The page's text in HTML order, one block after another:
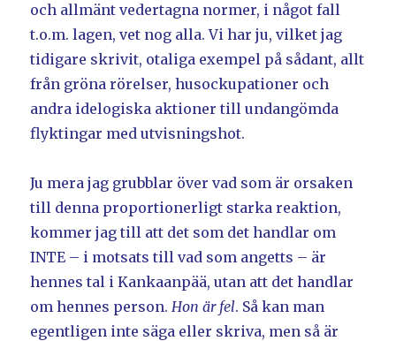
och allmänt vedertagna normer, i något fall
t.o.m. lagen, vet nog alla. Vi har ju, vilket jag
tidigare skrivit, otaliga exempel på sådant, allt
från gröna rörelser, husockupationer och
andra idelogiska aktioner till undangömda
flyktingar med utvisningshot.
Ju mera jag grubblar över vad som är orsaken
till denna proportionerligt starka reaktion,
kommer jag till att det som det handlar om
INTE – i motsats till vad som angetts – är
hennes tal i Kankaanpää, utan att det handlar
om hennes person.Hon är fel. Så kan man
egentligen inte säga eller skriva, men så är